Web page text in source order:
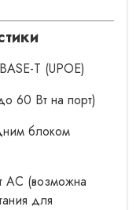
T (UPOE)
60 Вт на порт)
блоком
AC (возможна
для